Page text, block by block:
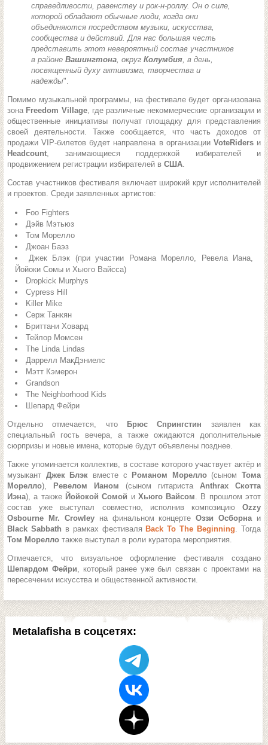
Metalafisha в соцсетях:
справедливости, равенству и рок-н-роллу. Он о силе,
которой обладают обычные люди, когда они
объединяются посредством музыки, искусства,
сообщества и действий. Для нас большая честь
представить этот невероятный состав участников
в районе Вашингтона, округ Колумбия, в день,
посвященный духу активизма, творчества и
надежды".
Помимо музыкальной программы, на фестивале будет организована
зона Freedom Village, где различные некоммерческие организации и
общественные инициативы получат площадку для представления
своей деятельности. Также сообщается, что часть доходов от
продажи VIP-билетов будет направлена в организации VoteRiders и
Headcount, занимающиеся поддержкой избирателей и
продвижением регистрации избирателей в США.
Состав участников фестиваля включает широкий круг исполнителей
и проектов. Среди заявленных артистов:
Foo Fighters
Дэйв Мэтьюз
Том Морелло
Джоан Баэз
Джек Блэк (при участии Романа Морелло, Ревела Иана,
Йойоки Сомы и Хьюго Вайсса)
Dropkick Murphys
Cypress Hill
Killer Mike
Серж Танкян
Бриттани Ховард
Тейлор Момсен
The Linda Lindas
Даррелл МакДэниелс
Мэтт Кэмерон
Grandson
The Neighborhood Kids
Шепард Фейри
Отдельно отмечается, что Брюс Спрингстин заявлен как
специальный гость вечера, а также ожидаются дополнительные
сюрпризы и новые имена, которые будут объявлены позднее.
Также упоминается коллектив, в составе которого участвует актёр и
музыкант Джек Блэк вместе с Романом Морелло (сыном Тома
Морелло), Ревелом Ианом (сыном гитариста Anthrax Скотта
Иэна), а также Йойокой Сомой и Хьюго Вайсом. В прошлом этот
состав уже выступал совместно, исполнив композицию Ozzy
Osbourne Mr. Crowleyна финальном концертеОззи Осборна и
Black Sabbath в рамках фестиваля Back To The Beginning. Тогда
Том Морелло также выступал в роли куратора мероприятия.
Отмечается, что визуальное оформление фестиваля создано
Шепардом Фейри, который ранее уже был связан с проектами на
пересечении искусства и общественной активности.